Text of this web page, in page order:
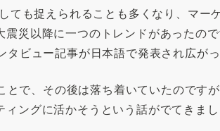
も捉えられることも多くなり、マ
災以降に一つのトレンドがあったの
ビュー記事が日本語で発表され広が
で、その後は落ち着いていたのです
ングに活かそうという話がでてきま